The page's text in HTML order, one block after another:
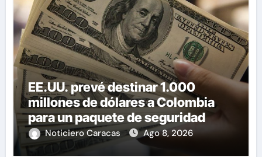
EE.UU. prevé destinar 1.000
millones de dólares a Colombia
para un paquete de seguridad
Noticiero Caracas Ago 8, 2026